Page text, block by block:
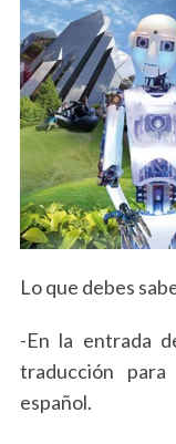
Lo que debes
-En la entrada
traducción
español.